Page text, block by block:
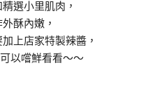
選小里肌肉，
酥內嫩，
上店家特製辣醬，
以嚐鮮看看～～